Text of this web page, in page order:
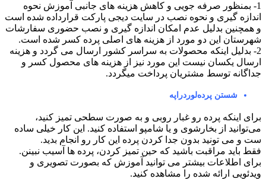
1- بمنظور صرفه جویی و کاهش هزینه های جانبی آموزش نحوه
اندازه گیری و نحوه نصب در سایت دیجی پارکت قرارداده شده است
و همچنین بدلیل عدم امکان اندازه گیری و نصب حضوری سفارشات
شهرستان این دو مورد از هزینه های اصلی پرده کسر شده است.
2- بدلیل اینکه محصولات به سراسر کشور ارسال می گردد و هزینه
ارسال یکسان نیست این مورد نیز از هزینه های محصول کسر و
جداگانه توسط مشتریان پرداخت میگردد.
شستن پرده‌لوردراپه
برای اینکه پرده رو غبار روبی و به صورت سطحی تمیز کنید،
می‌توانید از بخارشوی و یا شامپو استفاده کنید. این کار خیلی ساده
ست و می تونید بدون جدا کردن پرده این کار رو انجام بدید.
فقط باید مراقبت باشید که حین تمیز کردن، پرده ها آسیب نبینن.
برای اطلاعات بیشتر می توانید آموزش که بصورت تصویری و
ویدئویی ارائه شده را مشاهده کنید.